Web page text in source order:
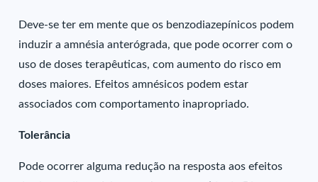
Deve-se ter em mente que os benzodiazepínicos podem
induzir a amnésia anterógrada, que pode ocorrer com o
uso de doses terapêuticas, com aumento do risco em
doses maiores. Efeitos amnésicos podem estar
associados com comportamento inapropriado.
Tolerância
Pode ocorrer alguma redução na resposta aos efeitos